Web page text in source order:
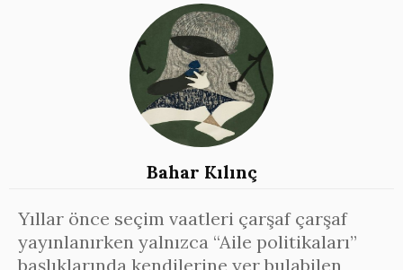
Bahar Kılınç
Yıllar önce seçim vaatleri çarşaf çarşaf
yayınlanırken yalnızca “Aile politikaları”
başlıklarında kendilerine yer bulabilen